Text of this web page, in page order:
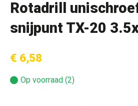
Rotadrill
snijpunt TX-20
€ 6,58
Op voorraad (2)